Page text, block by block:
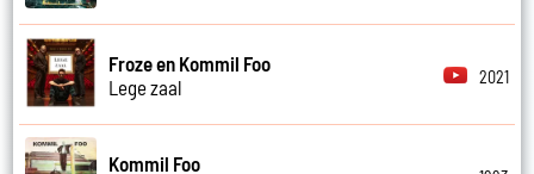
Froze en Kommil Foo
Lege zaal
2021
Kommil Foo